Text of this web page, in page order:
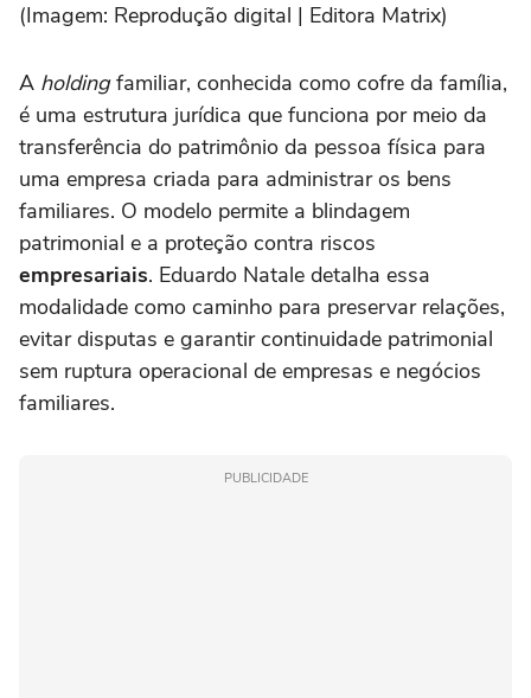
(Imagem: Reprodução digital | Editora Matrix)
A holdingfamiliar, conhecida como cofre da família,
é uma estrutura jurídica que funciona por meio da
transferência do patrimônio da pessoa física para
uma empresa criada para administrar os bens
familiares. O modelo permite a blindagem
patrimonial e a proteção contra riscos
empresariais. Eduardo Natale detalha essa
modalidade como caminho para preservar relações,
evitar disputas e garantir continuidade patrimonial
sem ruptura operacional de empresas e negócios
familiares.
PUBLICIDADE